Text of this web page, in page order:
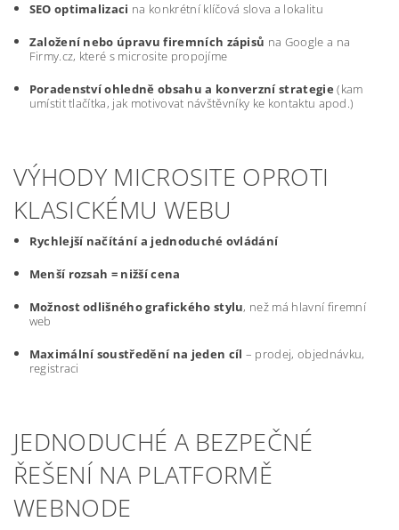
SEO optimalizaci na konkrétní klíčová slova a lokalitu
Založení nebo úpravu firemních zápisů na Google a na
Firmy.cz, které s microsite propojíme
Poradenství ohledně obsahu a konverzní strategie (kam
umístit tlačítka, jak motivovat návštěvníky ke kontaktu apod.)
VÝHODY MICROSITE OPROTI
KLASICKÉMU WEBU
Rychlejší načítání a jednoduché ovládání
Menší rozsah = nižší cena
Možnost odlišného grafického stylu, než má hlavní firemní
web
Maximální soustředění na jeden cíl – prodej, objednávku,
registraci
JEDNODUCHÉ A BEZPEČNÉ
ŘEŠENÍ NA PLATFORMĚ
WEBNODE